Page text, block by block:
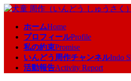
コ
ナ
ホームHome
プロフィールProfile
私の約束Promise
いんどう周作チャンネルIndo
活動報告Activity Report